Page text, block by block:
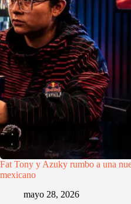
Fat Tony y Azuky rumbo a una
mexicano
mayo 28, 2026